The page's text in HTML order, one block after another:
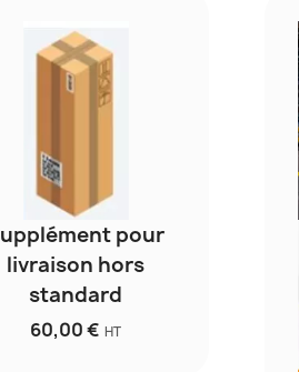
pour
livraison hors
standard
60,00 € HT